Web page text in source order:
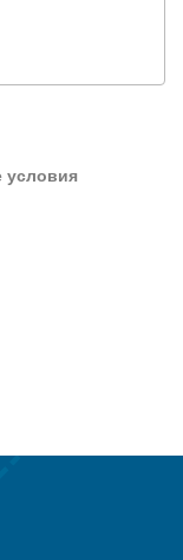
условия